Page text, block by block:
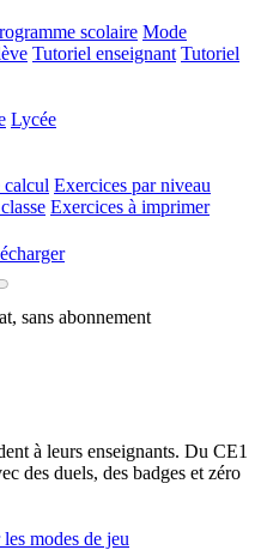
scolaire Mode
Tutoriel enseignant Tutoriel
Lycée
calcul Exercices par niveau
Exercices à imprimer
sans abonnement
à leurs enseignants. Du CE1
des duels, des badges et zéro
modes de jeu